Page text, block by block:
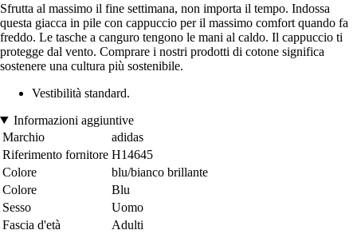
Sfrutta al massimo il fine settimana, non importa il tempo. Indossa
questa giacca in pile con cappuccio per il massimo comfort quando fa
freddo. Le tasche a canguro tengono le mani al caldo. Il cappuccio ti
protegge dal vento. Comprare i nostri prodotti di cotone significa
sostenere una cultura più sostenibile.
Vestibilità standard.
Informazioni aggiuntive
Marchio
adidas
Riferimento fornitore H14645
Colore
blu/bianco brillante
Colore
Blu
Sesso
Uomo
Fascia d'età
Adulti